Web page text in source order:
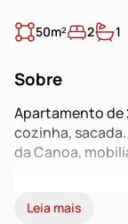
50m² 2 1
Sobre
Apartamento de
cozinha,
da Canoa,
Leia mais